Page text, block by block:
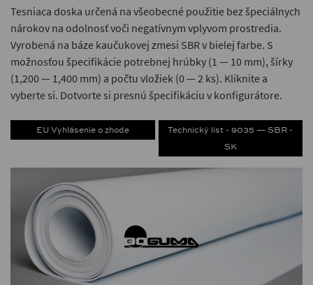
Tesniaca doska určená na všeobecné použitie bez špeciálnych
nárokov na odolnosť voči negatívnym vplyvom prostredia.
Vyrobená na báze kaučukovej zmesi SBR v bielej farbe. S
možnosťou špecifikácie potrebnej hrúbky (1 — 10 mm), šírky
(1,200 — 1,400 mm) a počtu vložiek (0 — 2 ks). Kliknite a
vyberte si. Dotvorte si presnú špecifikáciu v konfigurátore.
EU Vyhlásenie o zhode
Technický list - 9035 — SBR -
SK